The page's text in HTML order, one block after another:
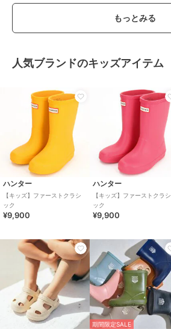
もっとみる
人気ブランドのキッズアイテム
ハンター
【キッズ】ファーストクラシ
ック
¥9,900
ハンター
【キッズ】ファーストクラシ
ック
¥9,900
期間限定SALE